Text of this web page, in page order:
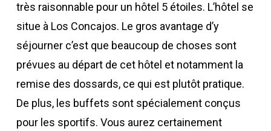
très raisonnable pour un hôtel 5 étoiles. L’hôtel se
situe à Los Concajos. Le gros avantage d’y
séjourner c’est que beaucoup de choses sont
prévues au départ de cet hôtel et notamment la
remise des dossards, ce qui est plutôt pratique.
De plus, les buffets sont spécialement conçus
pour les sportifs. Vous aurez certainement